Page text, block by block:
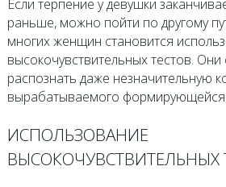
Если терпение у девушки
раньше, можно пойти по другому
многих женщин становится
высокочувствительных тестов.
распознать даже незначительную
вырабатываемого формирующейся
ИСПОЛЬЗОВАНИЕ
ВЫСОКОЧУВСТВИТЕЛЬНЫХ